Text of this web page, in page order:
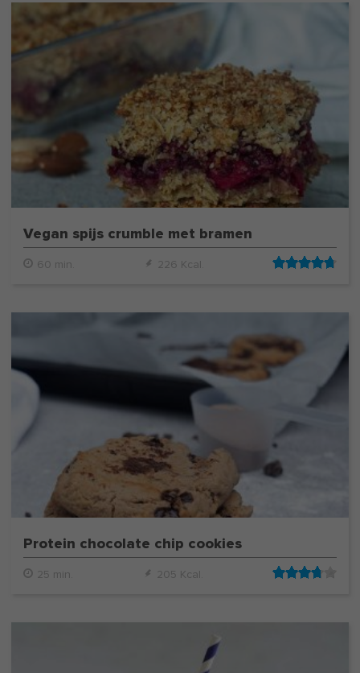
Vegan spijs crumble met bramen
60 min. 226 Kcal.
Protein chocolate chip cookies
25 min. 205 Kcal.